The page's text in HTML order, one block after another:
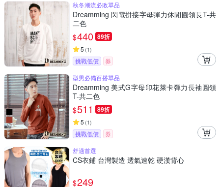
秋冬潮流必敗單品
Dreamming 閃電拼接字母彈力休閒圓領長T-共
二色
$440 89折
5 (1)
挑戰低價
券
型男必備百搭單品
Dreamming 美式G字母印花萊卡彈力長袖圓領
T-共二色
$511 89折
5 (1)
挑戰低價
券
舒適首選
CS衣鋪 台灣製造 透氣速乾 硬漢背心
$249